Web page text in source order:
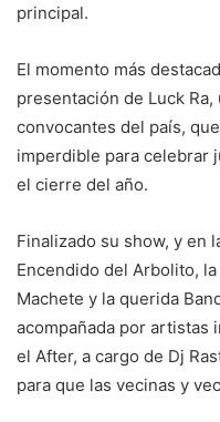
principal.
El momento más
presentación de Luck
convocantes del país,
imperdible para celebrar
el cierre del año.
Finalizado su show, y en
Encendido del Arbolito,
Machete y la querida
acompañada por artistas
el After, a cargo de Dj
para que las vecinas y